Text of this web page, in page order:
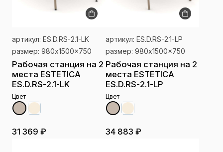
артикул: ES.D.RS-2.1-LK
размер: 980x1500x750
Рабочая станция на 2
места ESTETICA
ES.D.RS-2.1-LK
Цвет
31 369 ₽
артикул: ES.D.RS-2.1-LP
размер: 980x1500x750
Рабочая станция на 2
места ESTETICA
ES.D.RS-2.1-LP
Цвет
34 883 ₽